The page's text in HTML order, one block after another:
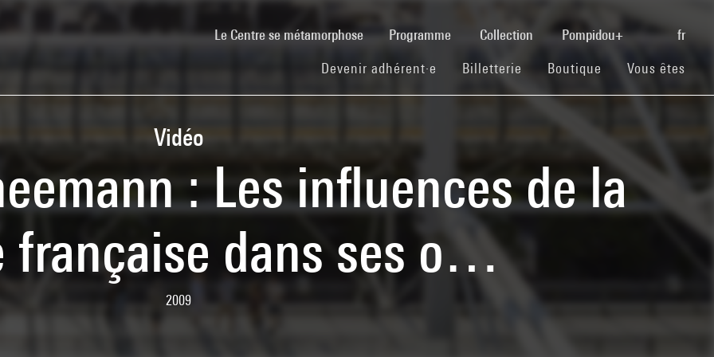
Le Centre se métamorphose(current)Programme Collection Pompidou+ fr
Devenir adhérent·e (current)
Billetterie (current)
Boutique (current)
Vous êtes
Vidéo
: Les influences de la
française dans ses o…
2009